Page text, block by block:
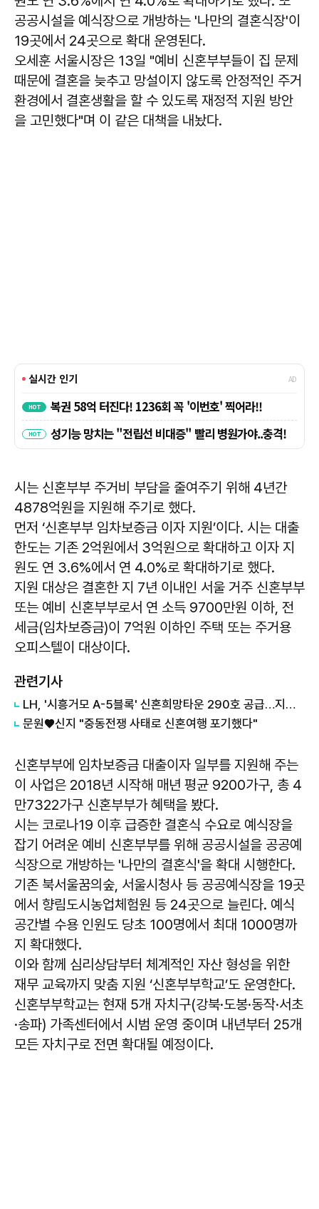
공공시설을 예식장으로 개방하는 '나만의 결혼식장'이
19곳에서 24곳으로 확대 운영된다.
오세훈 서울시장은 13일 "예비 신혼부부들이 집 문제
때문에 결혼을 늦추고 망설이지 않도록 안정적인 주거
환경에서 결혼생활을 할 수 있도록 재정적 지원 방안
을 고민했다"며 이 같은 대책을 내놨다.
시는 신혼부부 주거비 부담을 줄여주기 위해 4년간
4878억원을 지원해 주기로 했다.
먼저 ‘신혼부부 임차보증금 이자 지원’이다. 시는 대출
한도는 기존 2억원에서 3억원으로 확대하고 이자 지
원도 연 3.6%에서 연 4.0%로 확대하기로 했다.
지원 대상은 결혼한 지 7년 이내인 서울 거주 신혼부부
또는 예비 신혼부부로서 연 소득 9700만원 이하, 전
세금(임차보증금)이 7억원 이하인 주택 또는 주거용
오피스텔이 대상이다.
관련기사
LH, '시흥거모 A-5블록' 신혼희망타운 290호 공급…지구 내 첫 공공분양
문원♥신지 "중동전쟁 사태로 신혼여행 포기했다"
신혼부부에 임차보증금 대출이자 일부를 지원해 주는
이 사업은 2018년 시작해 매년 평균 9200가구, 총 4
만7322가구 신혼부부가 혜택을 봤다.
시는 코로나19 이후 급증한 결혼식 수요로 예식장을
잡기 어려운 예비 신혼부부를 위해 공공시설을 공공예
식장으로 개방하는 '나만의 결혼식'을 확대 시행한다.
기존 북서울꿈의숲, 서울시청사 등 공공예식장을 19곳
에서 향림도시농업체험원 등 24곳으로 늘린다. 예식
공간별 수용 인원도 당초 100명에서 최대 1000명까
지 확대했다.
이와 함께 심리상담부터 체계적인 자산 형성을 위한
재무 교육까지 맞춤 지원 ‘신혼부부학교’도 운영한다.
신혼부부학교는 현재 5개 자치구(강북·도봉·동작·서초
·송파) 가족센터에서 시범 운영 중이며 내년부터 25개
모든 자치구로 전면 확대될 예정이다.